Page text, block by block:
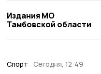
Издания МО
Тамбовской области
Спорт Сегодня, 12:49